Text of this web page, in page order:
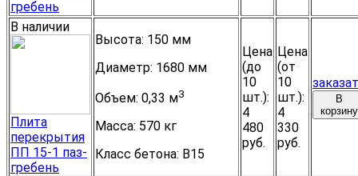
гребень
В наличии
Плита
перекрытия
ПП 15-1 паз-
гребень
Высота: 150 мм
Диаметр: 1680 мм
Объем: 0,33 м3
Масса: 570 кг
Класс бетона: B15
Цена
(до
10
шт.):
4
480
руб.
Цена
(от
10
шт.):
4
330
руб.
В
корзину